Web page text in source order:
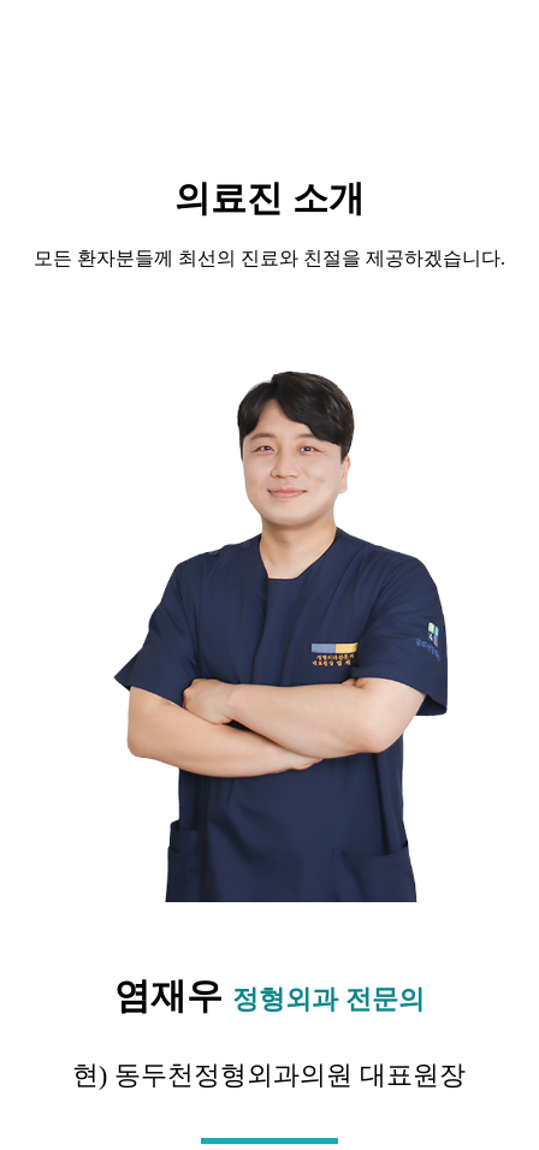
의료진 소개
모든 환자분들께 최선의 진료와 친절을 제공하겠습니다.
염재우 정형외과 전문의
현) 동두천정형외과의원 대표원장